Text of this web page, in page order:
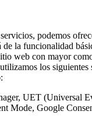
podemos
de la funcionalidad
web con mayor
los siguientes
UET (Universal
Mode, Google